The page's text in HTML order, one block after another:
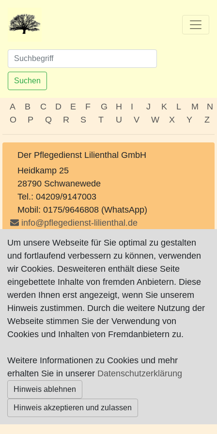
Suchen
A B C D E F G H I J K L M
N
O
P Q R S T U V W X Y Z
Der Pflegedienst Lilienthal GmbH
Heidkamp 25
28790 Schwanewede
Tel.: 04209/9147003
Mobil: 0175/9646808 (WhatsApp)
info@pflegedienst-lilienthal.de
http://www.pflegedienst-lilienthal.de
Impressum|Datenschutz|AGB
© Worpswede24 2015-2026
Um unsere Webseite für Sie optimal zu gestalten
und fortlaufend verbessern zu können, verwenden
wir Cookies. Desweiteren enthält diese Seite
eingebettete Inhalte von fremden Anbietern. Diese
werden Ihnen erst angezeigt, wenn Sie unserem
Hinweis zustimmen. Durch die weitere Nutzung der
Webseite stimmen Sie der Verwendung von
Cookies und Inhalten von Fremdanbietern zu.
Weitere Informationen zu Cookies und mehr
erhalten Sie in unserer Datenschutzerklärung
Hinweis ablehnen
Hinweis akzeptieren und zulassen